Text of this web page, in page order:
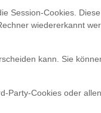
Session-Cookies.
wiedererkannt
kann. Sie
Cookies oder